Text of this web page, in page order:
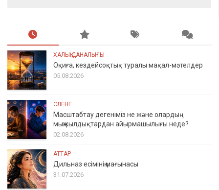
ХАЛЫҚ ДАНАЛЫҒЫ
Оқиға, кездейсоқтық туралы мақал-мәтелдер
05.08.2026
СЛЕНГ
Масштабтау дегеніміз не және олардың
мыңжылдықтардан айырмашылығы неде?
02.08.2026
АТТАР
Дильназ есімінің мағынасы
31.07.2026